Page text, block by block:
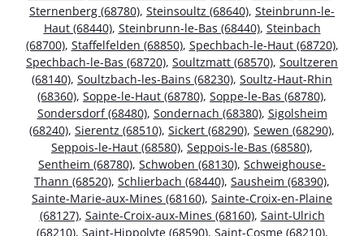
Sternenberg (68780), Steinsoultz (68640), Steinbrunn-le-
Haut (68440), Steinbrunn-le-Bas (68440), Steinbach
(68700), Staffelfelden (68850), Spechbach-le-Haut (68720),
Spechbach-le-Bas (68720), Soultzmatt (68570), Soultzeren
(68140), Soultzbach-les-Bains (68230), Soultz-Haut-Rhin
(68360), Soppe-le-Haut (68780), Soppe-le-Bas (68780),
Sondersdorf (68480), Sondernach (68380), Sigolsheim
(68240), Sierentz (68510), Sickert (68290), Sewen (68290),
Seppois-le-Haut (68580), Seppois-le-Bas (68580),
Sentheim (68780), Schwoben (68130), Schweighouse-
Thann (68520), Schlierbach (68440), Sausheim (68390),
Sainte-Marie-aux-Mines (68160), Sainte-Croix-en-Plaine
(68127), Sainte-Croix-aux-Mines (68160), Saint-Ulrich
(68210), Saint-Hippolyte (68590), Saint-Cosme (68210),